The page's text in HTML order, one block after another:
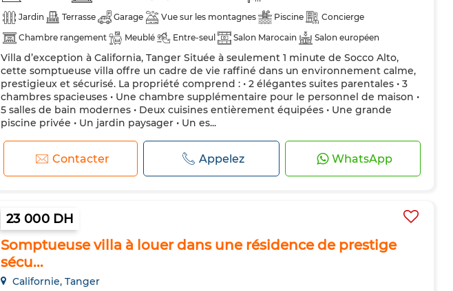
Jardin Terrasse Garage Vue sur les montagnes Piscine
Concierge
Chambre rangement
Meublé Entre-seul Salon Marocain
Salon européen
Cheminée
Climatisation Chauffage central Sécurité
Double vitrage
Porte blindée
Cuisine équipée Réfrigérateur Four TV
Machine à laver
Micro-ondes
Internet Animaux domestiques autorisés
Villa d’exception à California, Tanger Située à seulement 1 minute de Socco Alto,
cette somptueuse villa offre un cadre de vie raffiné dans un environnement calme,
prestigieux et sécurisé. La propriété comprend : • 2 élégantes suites parentales • 3
chambres spacieuses • Une chambre supplémentaire pour le personnel de maison •
5 salles de bain modernes • Deux cuisines entièrement équipées • Une grande
piscine privée • Un jardin paysager • Un es...
Contacter Appelez WhatsApp
23 000 DH
Somptueuse villa à louer dans une résidence de prestige
sécu...
Californie, Tanger